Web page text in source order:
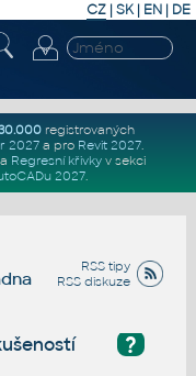
CZ | SK| EN | DE
registrovaných
2027a pro Revit 2027.
a Regresní křivkyv sekci
2027.
RSS tipy
RSS diskuze
?